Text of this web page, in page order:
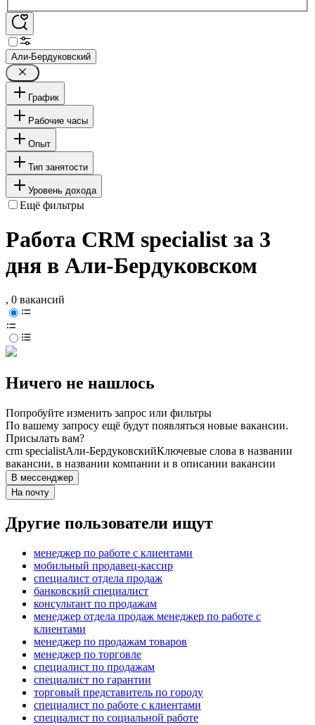
Али-Бердуковский
График
Рабочие часы
Опыт
Тип занятости
Уровень дохода
Ещё фильтры
Работа CRM specialist за 3
дня в Али-Бердуковском
, 0 вакансий
Ничего не нашлось
Попробуйте изменить запрос или фильтры
По вашему запросу ещё будут появляться новые вакансии.
Присылать вам?
crm specialistАли-БердуковскийКлючевые слова в названии
вакансии, в названии компании и в описании вакансии
В мессенджер
На почту
Другие пользователи ищут
менеджер по работе с клиентами
мобильный продавец-кассир
специалист отдела продаж
банковский специалист
консультант по продажам
менеджер отдела продаж менеджер по работе с
клиентами
менеджер по продажам товаров
менеджер по торговле
специалист по продажам
специалист по гарантии
торговый представитель по городу
специалист по работе с клиентами
специалист по социальной работе